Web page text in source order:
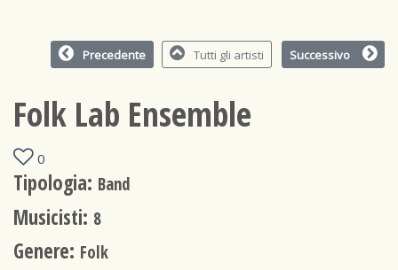
Precedente Tutti gli artisti Successivo
Folk Lab Ensemble
0
Tipologia: Band
Musicisti: 8
Genere: Folk